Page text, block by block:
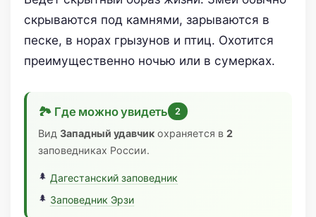
скрываются под камнями, зарываются в
песке, в норах грызунов и птиц. Охотится
преимущественно ночью или в сумерках.
🏞 Где можно увидеть 2
ВидЗападный удавчик охраняется в2
заповедниках России.
Дагестанский заповедник
Заповедник Эрзи